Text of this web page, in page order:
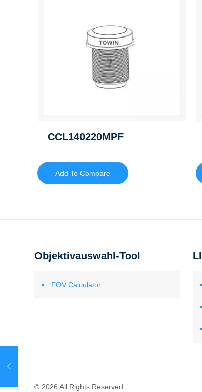
CCL140220MPF
Add To Compare
Objektivauswahl-Tool
FOV Calculator
© 2026 All Rights Reserved